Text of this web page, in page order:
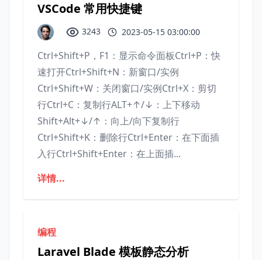
VSCode 常用快捷键
3243 2023-05-15 03:00:00
Ctrl+Shift+P，F1：显示命令面板Ctrl+P：快
速打开Ctrl+Shift+N：新窗口/实例
Ctrl+Shift+W：关闭窗口/实例Ctrl+X：剪切
行Ctrl+C：复制行ALT+↑/↓：上下移动
Shift+Alt+↓/↑：向上/向下复制行
Ctrl+Shift+K：删除行Ctrl+Enter：在下面插
入行Ctrl+Shift+Enter：在上面插...
详情...
编程
Laravel Blade 模板静态分析